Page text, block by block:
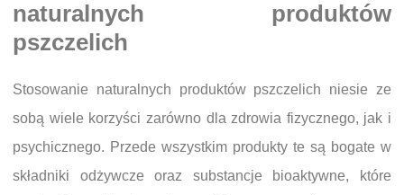
naturalnych produktów
pszczelich
Stosowanie naturalnych produktów pszczelich niesie ze
sobą wiele korzyści zarówno dla zdrowia fizycznego, jak i
psychicznego. Przede wszystkim produkty te są bogate w
składniki odżywcze oraz substancje bioaktywne, które